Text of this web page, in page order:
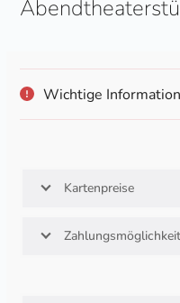
Wichtige
Kartenpreise